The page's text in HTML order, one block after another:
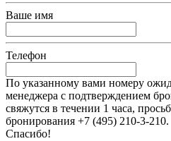
Ваше имя
Телефон
По указанному вами номеру
менеджера с подтверждением
свяжутся в течении 1 часа,
бронирования +7 (495) 210-3-210.
Спасибо!